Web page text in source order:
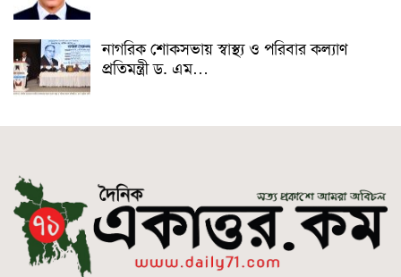
নাগরিক শোকসভায় স্বাস্থ্য ও পরিবার কল্যাণ
প্রতিমন্ত্রী ড. এম…